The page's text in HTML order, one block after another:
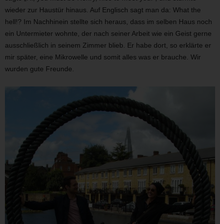
wieder zur Haustür hinaus. Auf Englisch sagt man da: What the
hell!? Im Nachhinein stellte sich heraus, dass im selben Haus noch
ein Untermieter wohnte, der nach seiner Arbeit wie ein Geist gerne
ausschließlich in seinem Zimmer blieb. Er habe dort, so erklärte er
mir später, eine Mikrowelle und somit alles was er brauche. Wir
wurden gute Freunde.